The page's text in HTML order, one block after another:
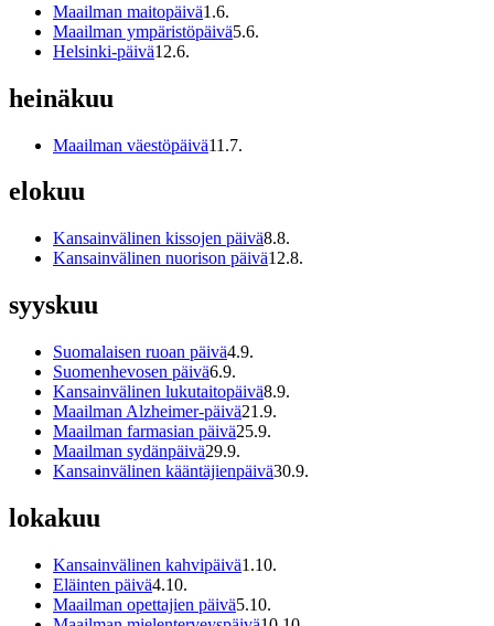
Maailman maitopäivä1 .6.
Maailman ympäristöpäivä5.6.
Helsinki-päivä12.6.
heinäkuu
Maailman väestöpäivä11 .7.
elokuu
Kansainvälinen kissojen päivä8.8.
Kansainvälinen nuorison päivä12.8.
syyskuu
Suomalaisen ruoan päivä4.9.
Suomenhevosen päivä6.9.
Kansainvälinen lukutaitopäivä8.9.
Maailman Alzheimer-päivä21 .9.
Maailman farmasian päivä25.9.
Maailman sydänpäivä29.9.
Kansainvälinen kääntäjienpäivä30.9.
lokakuu
Kansainvälinen kahvipäivä1 .10.
Eläinten päivä4.10.
Maailman opettajien päivä5.10.